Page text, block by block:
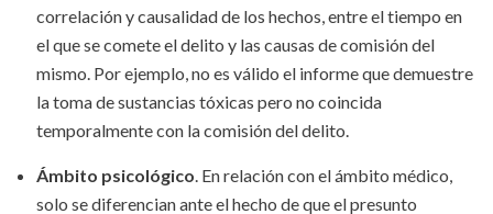
correlación y causalidad de los hechos, entre el tiempo en
el que se comete el delito y las causas de comisión del
mismo. Por ejemplo, no es válido el informe que demuestre
la toma de sustancias tóxicas pero no coincida
temporalmente con la comisión del delito.
Ámbito psicológico. En relación con el ámbito médico,
solo se diferencian ante el hecho de que el presunto